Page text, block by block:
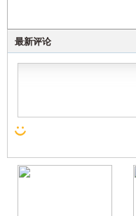
最新评论